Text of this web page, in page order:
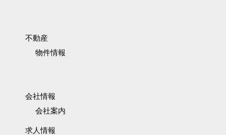
不動産
物件情報
会社情報
会社案内
求人情報